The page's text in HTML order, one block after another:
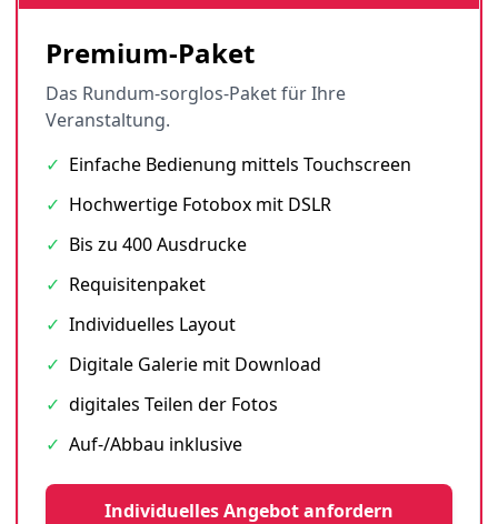
Premium-Paket
Das Rundum-sorglos-Paket für Ihre
Veranstaltung.
✓ Einfache Bedienung mittels Touchscreen
✓ Hochwertige Fotobox mit DSLR
✓ Bis zu 400 Ausdrucke
✓ Requisitenpaket
✓ Individuelles Layout
✓ Digitale Galerie mit Download
✓ digitales Teilen der Fotos
✓ Auf-/Abbau inklusive
Individuelles Angebot anfordern